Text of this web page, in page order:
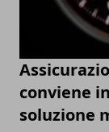
conviene
soluzione